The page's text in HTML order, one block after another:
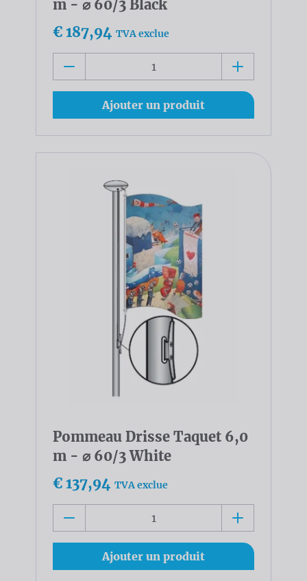
m - ⌀ 60/3 Black
€ 187,94 TVA exclue
Ajouter un produit
Pommeau Drisse Taquet 6,0
m - ⌀ 60/3 White
€ 137,94 TVA exclue
Ajouter un produit